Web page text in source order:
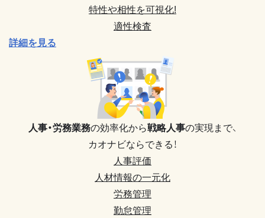
特性や相性を可視化!
適性検査
詳細を見る
人事・労務業務の効率化から戦略人事の実現まで、
カオナビならできる！
人事評価
人材情報の一元化
労務管理
勤怠管理